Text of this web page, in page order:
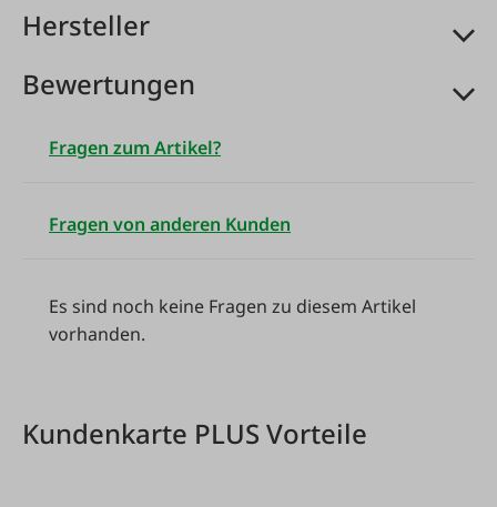
Hersteller
Bewertungen
Fragen zum Artikel?
Fragen von anderen Kunden
Es sind noch keine Fragen zu diesem Artikel
vorhanden.
Kundenkarte PLUS Vorteile